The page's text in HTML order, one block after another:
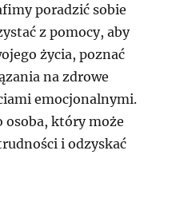
poradzić sobie
z pomocy, aby
życia, poznać
na zdrowe
emocjonalnymi.
osoba, który może
i odzyskać